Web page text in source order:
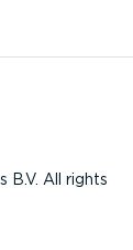
All rights